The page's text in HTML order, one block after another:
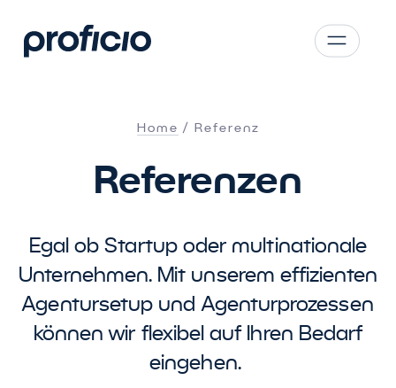
AT
PL
Home Referenz
Referenzen
Egal ob Startup oder multinationale
Unternehmen. Mit unserem effizienten
Agentursetup und Agenturprozessen
können wir flexibel auf Ihren Bedarf
eingehen.